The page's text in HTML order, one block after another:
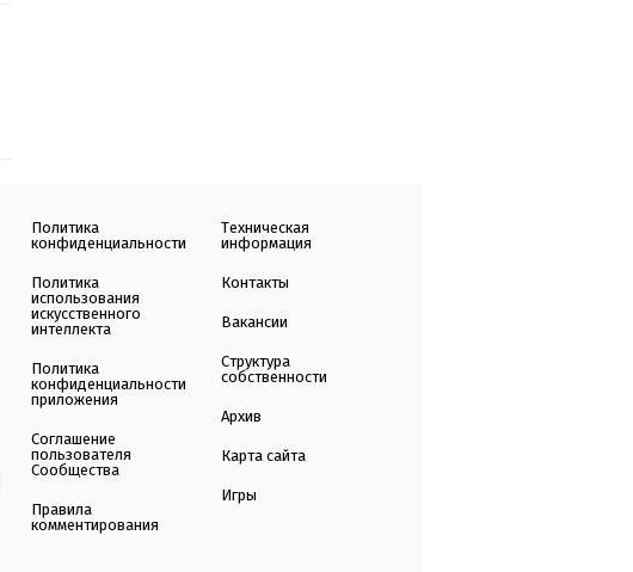
Политика
конфиденциальности
Политика
использования
искусственного
интеллекта
Политика
конфиденциальности
приложения
Соглашение
пользователя
Сообщества
Правила
комментирования
Техническая
информация
Контакты
Вакансии
Структура
собственности
Архив
Карта сайта
Игры